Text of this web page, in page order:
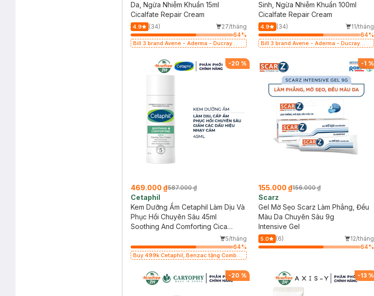
Da, Ngừa Nhiễm Khuẩn 15ml
Cicalfate Repair Cream
4.9 (34)
27/tháng
64%
Bill 3 brand Avene - Aderma - Ducray
(SL có hạn)
Sinh, Ngừa Nhiễm Khuẩn 100ml
Cicalfate Repair Cream
4.9 (34)
11/tháng
64%
Bill 3 brand Avene - Aderma - Ducray
-20 %
469.000 ₫587.000 ₫
Cetaphil
Kem Dưỡng Ẩm Cetaphil Làm Dịu Và
Phục Hồi Chuyên Sâu 45ml
Soothing And Comforting Cica
5/tháng
64%
Buy 499k Cetaphil, Benzac tặng Combo
-1 %
155.000 ₫156.000 ₫
Scarz
Gel Mờ Sẹo Scarz Làm Phẳng, Đều
Màu Da Chuyên Sâu 9g
Intensive Gel
5.0 (6)
12/tháng
64%
-20 % -13 %